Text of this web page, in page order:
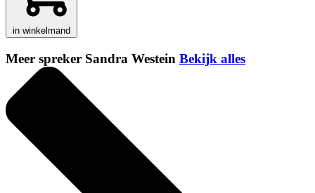
in winkelmand
Meer spreker Sandra Westein Bekijk alles